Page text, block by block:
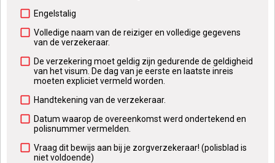
Engelstalig
Volledige naam van de reiziger en volledige gegevens
van de verzekeraar.
De verzekering moet geldig zijn gedurende de geldigheid
van het visum. De dag van je eerste en laatste inreis
moeten expliciet vermeld worden.
Handtekening van de verzekeraar.
Datum waarop de overeenkomst werd ondertekend en
polisnummer vermelden.
Vraag dit bewijs aan bij je zorgverzekeraar! (polisblad is
niet voldoende)